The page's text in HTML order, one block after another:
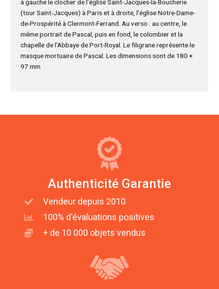
à gauche le clocher de l’église Saint-Jacques-la-Boucherie
(tour Saint-Jacques) à Paris et à droite, l’église Notre-Dame-
de-Prospérité à Clermont-Ferrand. Au verso : au centre, le
même portrait de Pascal, puis en fond, le colombier et la
chapelle de l’Abbaye de Port-Royal. Le filigrane représente le
masque mortuaire de Pascal. Les dimensions sont de 180 ×
97 mm
Authenticité Garantie
Vendeur depuis 2010
100% d'évaluations positives
+ de 10 000 objets vendus